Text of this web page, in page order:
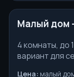
Малый дом
4 комнаты, до
вариант для
Цена: малый